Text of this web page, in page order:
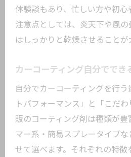
意点
ガラスコーティング
策
対処法
カーコーティング自
解とは
車コーティング自分
し穴
体験談もあり、忙しい方や初心
注意点としては、炎天下や風
はしっかりと乾燥させることが
カーコーティング自分ででき
自分でカーコーティングを行
トパフォーマンス」と「こだ
販のコーティング剤は種類が豊
マー系・簡易スプレータイプ
せて選べます。それぞれの特